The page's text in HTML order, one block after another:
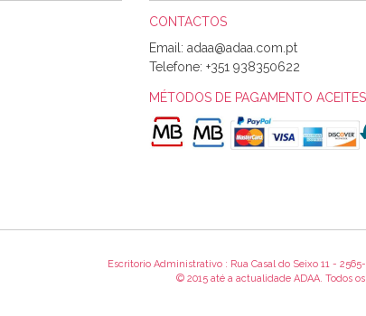
Sílvia Maria Bernardino
Informo que recebi hoje a encomenda,
Rosa Medeiros
vieram muito bem acondicionados. Estou
está perfeitíssima. Futuramente penso voltar a
Alexandra
CONTACTOS
Email:
Telefone: +351 938350622
MÉTODOS DE PAGAMENTO ACEITES
Escritorio Administrativo : Rua Casal do Seixo 11 -
© 2015 até a actualidade ADAA. Todos